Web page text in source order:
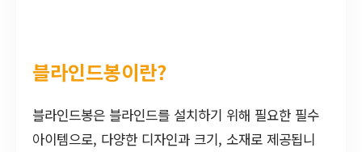
블라인드봉이란?
블라인드봉은 블라인드를 설치하기 위해 필요한 필수
아이템으로, 다양한 디자인과 크기, 소재로 제공됩니